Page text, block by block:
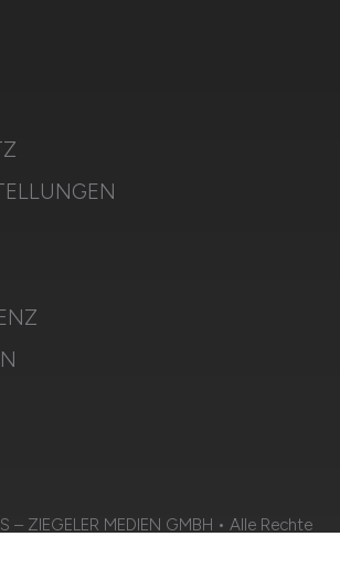
– ZIEGELER MEDIEN GMBH • Alle Rechte